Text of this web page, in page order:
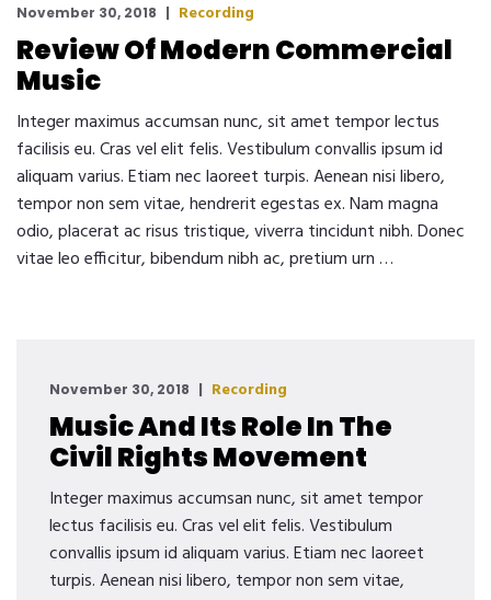
November 30, 2018 Recording
Review Of Modern Commercial
Music
Integer maximus accumsan nunc, sit amet tempor lectus
facilisis eu. Cras vel elit felis. Vestibulum convallis ipsum id
aliquam varius. Etiam nec laoreet turpis. Aenean nisi libero,
tempor non sem vitae, hendrerit egestas ex. Nam magna
odio, placerat ac risus tristique, viverra tincidunt nibh. Donec
vitae leo efficitur, bibendum nibh ac, pretium urn …
November 30, 2018 Recording
Music And Its Role In The
Civil Rights Movement
Integer maximus accumsan nunc, sit amet tempor
lectus facilisis eu. Cras vel elit felis. Vestibulum
convallis ipsum id aliquam varius. Etiam nec laoreet
turpis. Aenean nisi libero, tempor non sem vitae,